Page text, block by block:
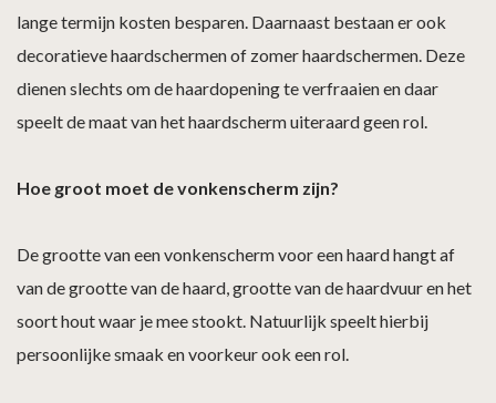
lange termijn kosten besparen. Daarnaast bestaan er ook
decoratieve haardschermen of zomer haardschermen. Deze
dienen slechts om de haardopening te verfraaien en daar
speelt de maat van het haardscherm uiteraard geen rol.
Hoe groot moet de vonkenscherm zijn?
De grootte van een vonkenscherm voor een haard hangt af
van de grootte van de haard, grootte van de haardvuur en het
soort hout waar je mee stookt. Natuurlijk speelt hierbij
persoonlijke smaak en voorkeur ook een rol.